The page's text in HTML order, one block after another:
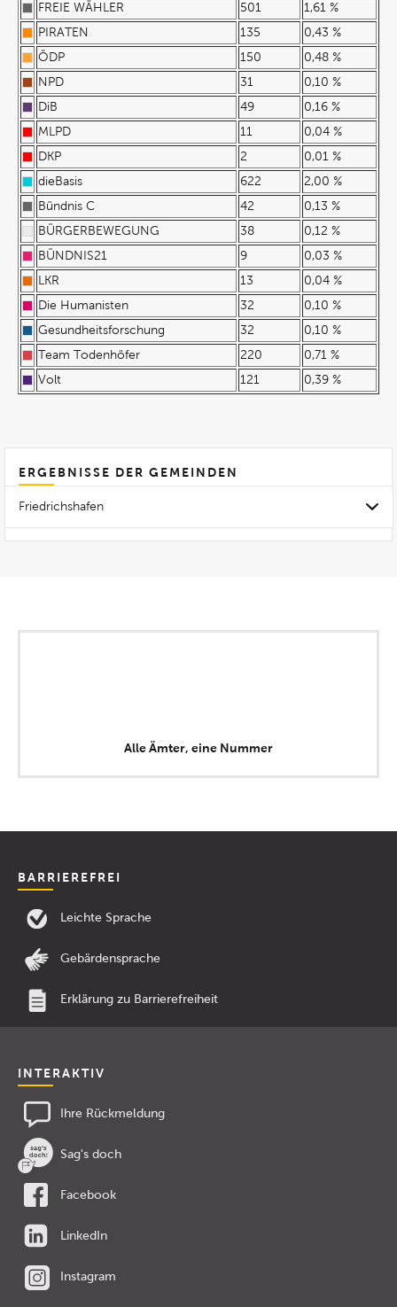
FREIE WÄHLER
501
1,61 %
PIRATEN
135
0,43 %
ÖDP
150
0,48 %
NPD
31
0,10 %
DiB
49
0,16 %
MLPD
11
0,04 %
DKP
2
0,01 %
dieBasis
622
2,00 %
Bündnis C
42
0,13 %
BÜRGERBEWEGUNG
38
0,12 %
BÜNDNIS21
9
0,03 %
LKR
13
0,04 %
Die Humanisten
32
0,10 %
Gesundheitsforschung
32
0,10 %
Team Todenhöfer
220
0,71 %
Volt
121 0,39 %
ERGEBNISSE DER GEMEINDEN
Friedrichshafen
Alle Ämter, eine Nummer
BARRIEREFREI
Leichte Sprache
Gebärdensprache
Erklärung zu Barrierefreiheit
INTERAKTIV
Ihre Rückmeldung
Sag's doch
Facebook
LinkedIn
Instagram